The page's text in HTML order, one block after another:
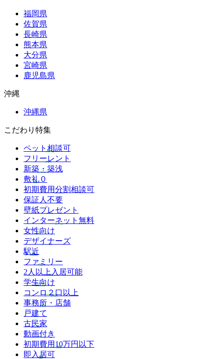
福岡県
佐賀県
長崎県
熊本県
大分県
宮崎県
鹿児島県
沖縄
沖縄県
こだわり特集
ペット相談可
フリーレント
新築・築浅
敷礼０
初期費用分割相談可
保証人不要
壁紙プレゼント
インターネット無料
女性向け
デザイナーズ
駅近
ファミリー
2人以上入居可能
学生向け
コンロ２口以上
事務所・店舗
戸建て
古民家
動画付き
初期費用10万円以下
即入居可